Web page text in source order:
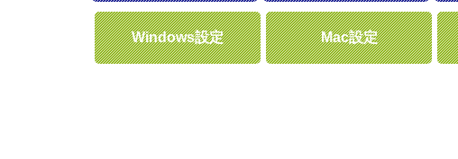
Windows設定 Mac設定